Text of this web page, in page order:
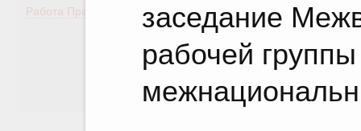
заседание
рабочей
Работа Правительства
Демография
Здоровье
Образование
Культура
Государство